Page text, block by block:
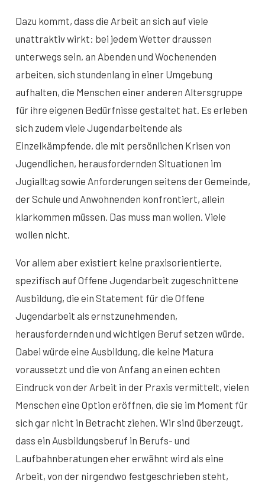
Dazu kommt, dass die Arbeit an sich auf viele
unattraktiv wirkt: bei jedem Wetter draussen
unterwegs sein, an Abenden und Wochenenden
arbeiten, sich stundenlang in einer Umgebung
aufhalten, die Menschen einer anderen Altersgruppe
für ihre eigenen Bedürfnisse gestaltet hat. Es erleben
sich zudem viele Jugendarbeitende als
Einzelkämpfende, die mit persönlichen Krisen von
Jugendlichen, herausfordernden Situationen im
Jugialltag sowie Anforderungen seitens der Gemeinde,
der Schule und Anwohnenden konfrontiert, allein
klarkommen müssen. Das muss man wollen. Viele
wollen nicht.
Vor allem aber existiert keine praxisorientierte,
spezifisch auf Offene Jugendarbeit zugeschnittene
Ausbildung, die ein Statement für die Offene
Jugendarbeit als ernstzunehmenden,
herausfordernden und wichtigen Beruf setzen würde.
Dabei würde eine Ausbildung, die keine Matura
voraussetzt und die von Anfang an einen echten
Eindruck von der Arbeit in der Praxis vermittelt, vielen
Menschen eine Option eröffnen, die sie im Moment für
sich gar nicht in Betracht ziehen. Wir sind überzeugt,
dass ein Ausbildungsberuf in Berufs- und
Laufbahnberatungen eher erwähnt wird als eine
Arbeit, von der nirgendwo festgeschrieben steht,